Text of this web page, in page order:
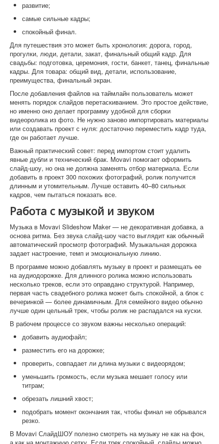
развитие;
самые сильные кадры;
спокойный финал.
Для путешествия это может быть хронология: дорога, город,
прогулки, люди, детали, закат, финальный общий кадр. Для
свадьбы: подготовка, церемония, гости, банкет, танец, финальные
кадры. Для товара: общий вид, детали, использование,
преимущества, финальный экран.
После добавления файлов на таймлайн пользователь может
менять порядок слайдов перетаскиванием. Это простое действие,
но именно оно делает программу удобной для сборки
видеоролика из фото. Не нужно заново импортировать материалы
или создавать проект с нуля: достаточно переместить кадр туда,
где он работает лучше.
Важный практический совет: перед импортом стоит удалить
явные дубли и технический брак. Movavi помогает оформить
слайд-шоу, но она не должна заменять отбор материала. Если
добавить в проект 300 похожих фотографий, ролик получится
длинным и утомительным. Лучше оставить 40–80 сильных
кадров, чем пытаться показать все.
Работа с музыкой и звуком
Музыка в Movavi Slideshow Maker — не декоративная добавка, а
основа ритма. Без звука слайд-шоу часто выглядит как обычный
автоматический просмотр фотографий. Музыкальная дорожка
задает настроение, темп и эмоциональную линию.
В программе можно добавлять музыку в проект и размещать ее
на аудиодорожке. Для длинного ролика можно использовать
несколько треков, если это оправдано структурой. Например,
первая часть свадебного ролика может быть спокойной, а блок с
вечеринкой — более динамичным. Для семейного видео обычно
лучше один цельный трек, чтобы ролик не распадался на куски.
В рабочем процессе со звуком важны несколько операций:
добавить аудиофайл;
разместить его на дорожке;
проверить, совпадает ли длина музыки с видеорядом;
уменьшить громкость, если музыка мешает голосу или
титрам;
обрезать лишний хвост;
подобрать момент окончания так, чтобы финал не обрывался
резко.
В Movavi СлайдШОУ полезно смотреть на музыку не как на фон,